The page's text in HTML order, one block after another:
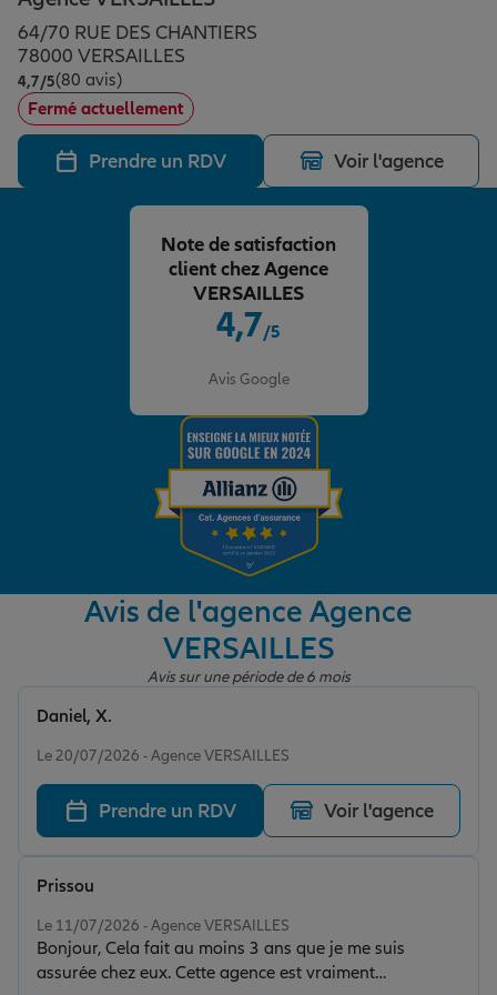
Assurance emprunteur
Prévoyance et dépendance
Assurance animal de compagnie
Protection de la famille
Protection juridique
Épargne & retraite
Plan épargne retraite
Assurance vie
Placements financiers
Investissements immobiliers
Transmission
Vos projets
Partir en vacances
Départ à la retraite
Préparer l’avenir
Conseil assurance
Assurance habitation
Le Pack Famille
Garantie des accidents de la vie
Assurance scolaire
Protection juridique
Retraite
Tous nos devis d'assurance
Allianz en France
64/70 RUE DES CHANTIERS
78000 VERSAILLES
4,7/5Note de 4.7 sur 5
(80 avis)
Fermé actuellement
Prendre un RDV Voir l'agence
4,7/5
Avis Google
Note de satisfaction
client chez Agence
VERSAILLES
Avis de l'agence Agence
VERSAILLES
Avis sur une période de 6 mois
Le 20/07/2026 - Agence VERSAILLES
Daniel, X.
Prendre un RDV Voir l'agence
Le 11/07/2026 - Agence VERSAILLES
Bonjour, Cela fait au moins 3 ans que je me suis
assurée chez eux. Cette agence est vraiment
Prissou